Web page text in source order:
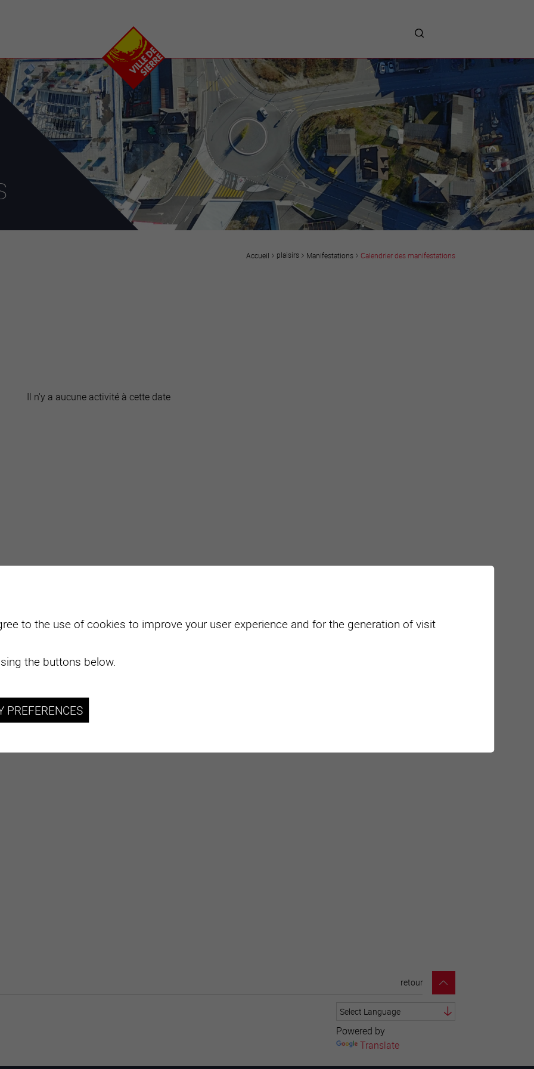
2028
Manifestations
Art et culture
Sport et loisirs
Vins, gastronomie et
séjours
Clubs et associations
Nature
Projets
Chantiers en ville
Plan directeur du
centre-ville
Prestations
Avantages
Unternehmen :
Willkommen!
Companies : Welcome!
Imprese : benvenute!
Accueil plaisirs Manifestations Calendrier des manifestations
Il n'y a aucune activité à cette date
Powered by
Translate
retour
to the use of cookies to improve your user experience and for the generation of visit
the buttons below.
PREFERENCES